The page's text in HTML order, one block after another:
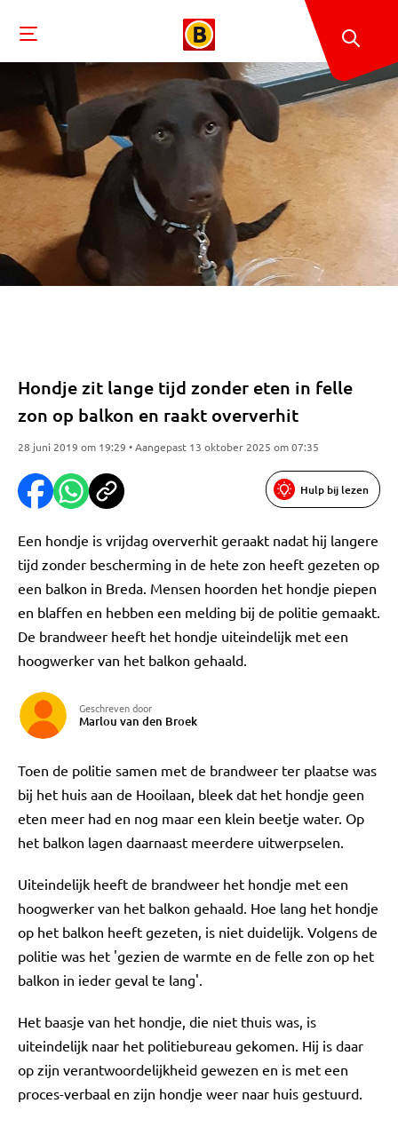
Hondje zit lange tijd zonder eten in felle
zon op balkon en raakt oververhit
28 juni 2019 om 19:29 • Aangepast 13 oktober 2025 om 07:35
Hulp bij lezen
Een hondje is vrijdag oververhit geraakt nadat hij langere
tijd zonder bescherming in de hete zon heeft gezeten op
een balkon in Breda. Mensen hoorden het hondje piepen
en blaffen en hebben een melding bij de politie gemaakt.
De brandweer heeft het hondje uiteindelijk met een
hoogwerker van het balkon gehaald.
Geschreven door
Marlou van den Broek
Toen de politie samen met de brandweer ter plaatse was
bij het huis aan de Hooilaan, bleek dat het hondje geen
eten meer had en nog maar een klein beetje water. Op
het balkon lagen daarnaast meerdere uitwerpselen.
Uiteindelijk heeft de brandweer het hondje met een
hoogwerker van het balkon gehaald. Hoe lang het hondje
op het balkon heeft gezeten, is niet duidelijk. Volgens de
politie was het 'gezien de warmte en de felle zon op het
balkon in ieder geval te lang'.
Het baasje van het hondje, die niet thuis was, is
uiteindelijk naar het politiebureau gekomen. Hij is daar
op zijn verantwoordelijkheid gewezen en is met een
proces-verbaal en zijn hondje weer naar huis gestuurd.